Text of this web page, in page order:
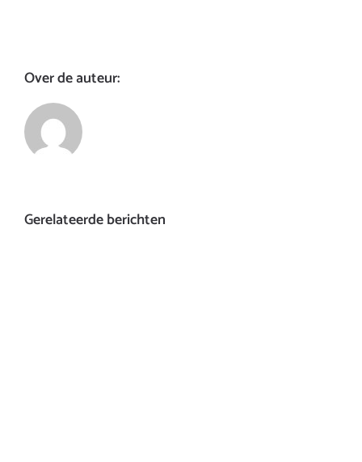
Over de auteur:
Gerelateerde berichten